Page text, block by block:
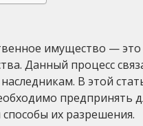
имущество —
Данный процесс
В этой
предпринять
их разрешения.